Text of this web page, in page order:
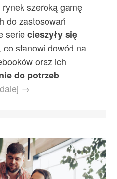
rynek szeroką gamę
do zastosowań
seriecieszyły się
, co stanowi dowód na
oraz ich
do potrzeb
→